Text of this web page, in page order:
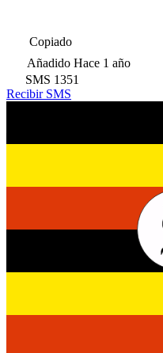
Copiado
Añadido Hace 1 año
SMS 1351
Recibir SMS